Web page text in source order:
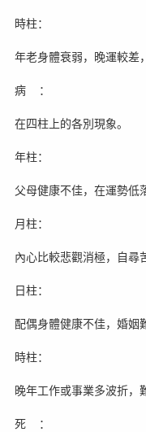
時柱：
年老身體衰弱，晚運較差
病 ：
在四柱上的各別現象。
年柱：
父母健康不佳，在運勢低
月柱：
內心比較悲觀消極，自尋
日柱：
配偶身體健康不佳，婚姻
時柱：
晚年工作或事業多波折，
死 ：